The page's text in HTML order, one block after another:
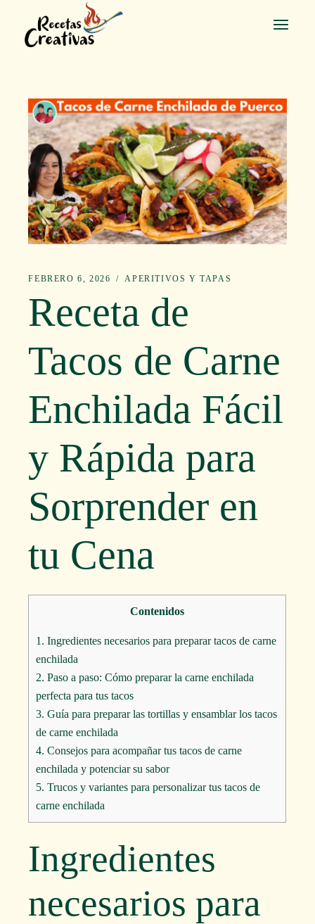
contenido
FEBRERO 6, 2026 APERITIVOS Y TAPAS
Receta de
Tacos de Carne
Enchilada Fácil
y Rápida para
Sorprender en
tu Cena
Contenidos
1. Ingredientes necesarios para preparar tacos de carne
enchilada
2. Paso a paso: Cómo preparar la carne enchilada
perfecta para tus tacos
3. Guía para preparar las tortillas y ensamblar los tacos
de carne enchilada
4. Consejos para acompañar tus tacos de carne
enchilada y potenciar su sabor
5. Trucos y variantes para personalizar tus tacos de
carne enchilada
Ingredientes
necesarios para